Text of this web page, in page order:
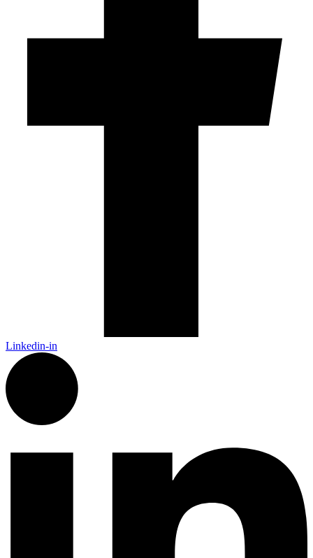
Linkedin-in